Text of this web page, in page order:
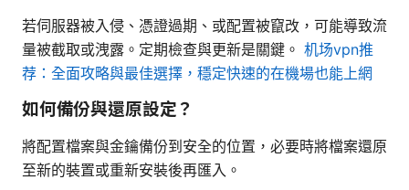
若伺服器被入侵、憑證過期、或配置被竄改，可能導致流
量被截取或洩露。定期檢查與更新是關鍵。 机场vpn推
荐：全面攻略與最佳選擇，穩定快速的在機場也能上網
如何備份與還原設定？
將配置檔案與金鑰備份到安全的位置，必要時將檔案還原
至新的裝置或重新安裝後再匯入。